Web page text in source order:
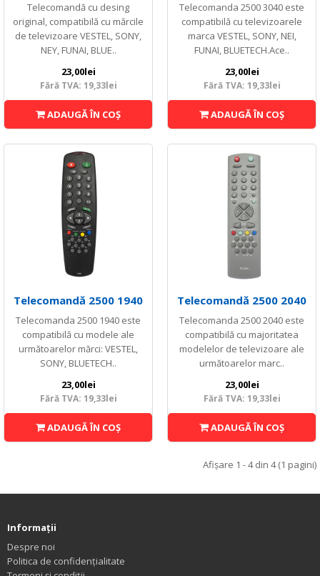
Telecomandă cu desing
original, compatibilă cu mărcile
de televizoare VESTEL, SONY,
NEY, FUNAI, BLUE..
23,00lei
Fără TVA: 19,33lei
ADAUGĂ ÎN COŞ
Telecomanda 2500 3040 este
compatibilă cu televizoarele
marca VESTEL, SONY, NEI,
FUNAI, BLUETECH.Ace..
23,00lei
Fără TVA: 19,33lei
ADAUGĂ ÎN COŞ
Telecomandă 2500 1940
Telecomanda 2500 1940 este
compatibilă cu modele ale
următoarelor mărci: VESTEL,
SONY, BLUETECH..
23,00lei
Fără TVA: 19,33lei
ADAUGĂ ÎN COŞ
Telecomandă 2500 2040
Telecomanda 2500 2040 este
compatibilă cu majoritatea
modelelor de televizoare ale
următoarelor marc..
23,00lei
Fără TVA: 19,33lei
ADAUGĂ ÎN COŞ
Afişare 1 - 4 din 4 (1 pagini)
Informaţii
Despre noi
Politica de confidențialitate